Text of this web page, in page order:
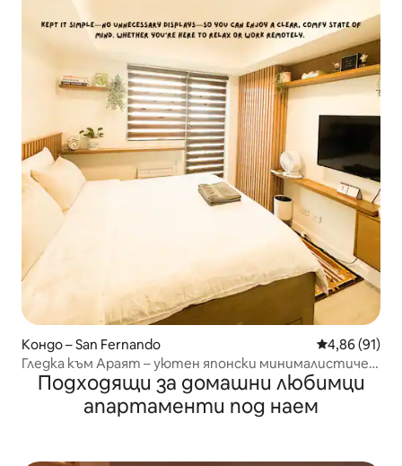
Кондо – San Fernando Средна
4,86 (91)
Гледка към Араят – уютен японски минималистичен
с 300 MBPS
Подходящи за домашни любимци
апартаменти под наем